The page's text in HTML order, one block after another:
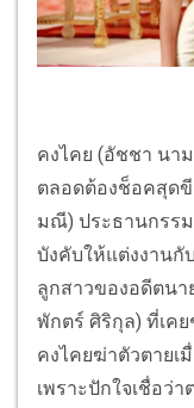
คงไคย (อัชชา นา
ตลอดต้องช็อคสุด
มณี) ประธานกรรม
บังคับให้แต่งงานกั
ลูกสาวของอดีตนา
พักตร์ ศิริกุล) ที่เค
คงไคยฆ่าตัวตายเ
เพราะปักใจเชื่อว่